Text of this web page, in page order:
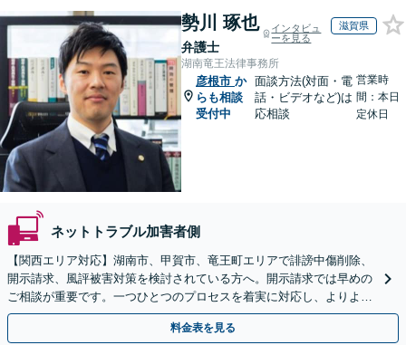
勢川 琢也
弁護士
インタビュ
ーを見る
滋賀県
湖南竜王法律事務所
彦根市 か
らも相談
受付中
面談方法(対面・電
話・ビデオなど)は
応相談
営業時
間：本日
定休日
ネットトラブル加害者側
【関西エリア対応】湖南市、甲賀市、竜王町エリアで誹謗中傷削除、
開示請求、風評被害対策を検討されている方へ。開示請求では早めの
ご相談が重要です。一つひとつのプロセスを着実に対応し、よりよい
解決に向けて尽力いたします【Web面談OK】
料金表を見る